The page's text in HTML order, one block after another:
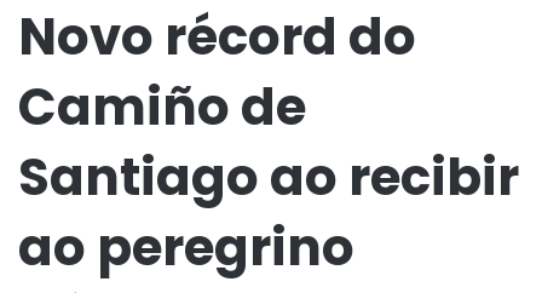
Novo récord do
Camiño de
Santiago ao recibir
ao peregrino